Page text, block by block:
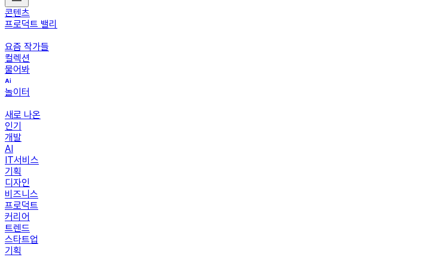
콘텐츠
프로덕트 밸리
요즘 작가들
컬렉션
물어봐
놀이터
새로 나온
인기
개발
AI
IT서비스
기획
디자인
비즈니스
프로덕트
커리어
트렌드
스타트업
기획